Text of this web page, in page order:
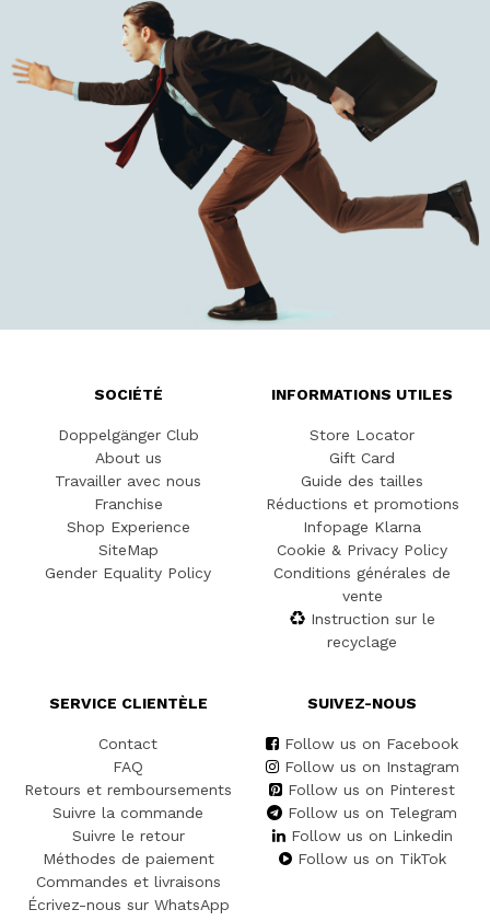
SOCIÉTÉ
Doppelgänger Club
About us
Travailler avec nous
Franchise
Shop Experience
SiteMap
Gender Equality Policy
INFORMATIONS UTILES
Store Locator
Gift Card
Guide des tailles
Réductions et promotions
Infopage Klarna
Cookie & Privacy Policy
Conditions générales de
vente
Instruction sur le
recyclage
SERVICE CLIENTÈLE
Contact
FAQ
Retours et remboursements
Suivre la commande
Suivre le retour
Méthodes de paiement
Commandes et livraisons
Écrivez-nous sur WhatsApp
SUIVEZ-NOUS
Follow us on Facebook
Follow us on Instagram
Follow us on Pinterest
Follow us on Telegram
Follow us on Linkedin
Follow us on TikTok